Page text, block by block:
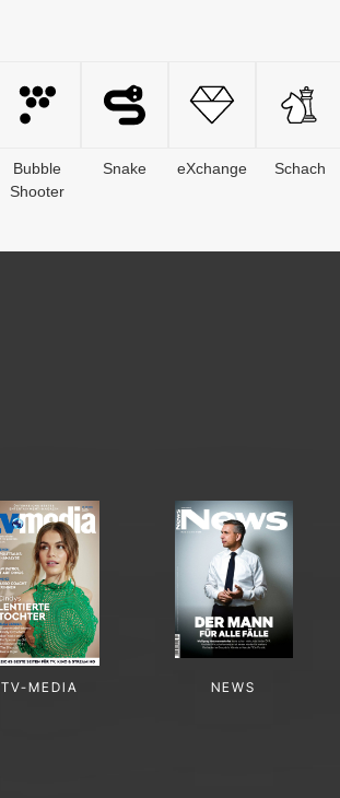
Bubble
Shooter
Snake eXchange Schach
TV-MEDIA NEWS